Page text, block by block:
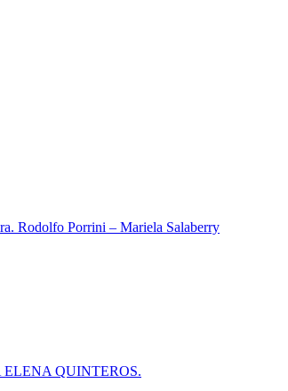
Rodolfo Porrini – Mariela Salaberry
QUINTEROS.